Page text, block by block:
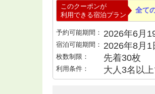
このクーポンが
利用できる宿泊プラン
全て
予約可能期間： 2026年6月
宿泊可能期間： 2026年8月
枚数制限： 先着30枚
利用条件： 大人3名以